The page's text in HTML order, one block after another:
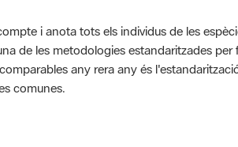
i anota tots els individus de les
de les metodologies estandaritzades per
any rera any és
comunes.